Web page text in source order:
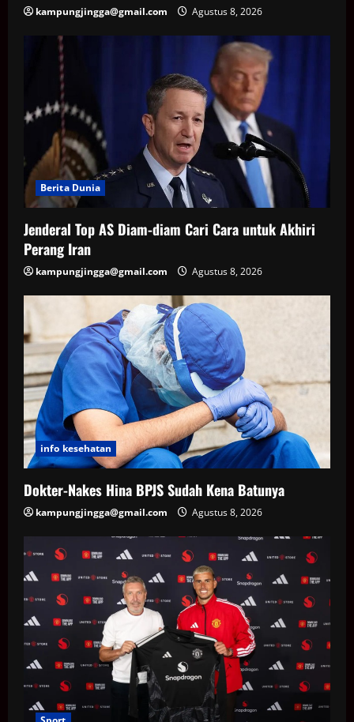
kampungjingga@gmail.com Agustus 8, 2026
Berita Dunia
Jenderal Top AS Diam-diam Cari Cara untuk Akhiri
Perang Iran
kampungjingga@gmail.com Agustus 8, 2026
info kesehatan
Dokter-Nakes Hina BPJS Sudah Kena Batunya
kampungjingga@gmail.com Agustus 8, 2026